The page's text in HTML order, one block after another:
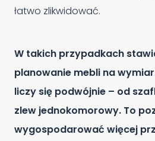
łatwo zlikwidować.
W takich przypadkach
planowanie mebli na
liczy się podwójnie – od
zlew jednokomorowy. To
wygospodarować więcej